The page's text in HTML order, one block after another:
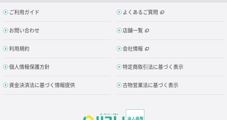
ご利用ガイド よくあるご質問
お問い合わせ 店舗一覧
利用規約 会社情報
個人情報保護方針 特定商取引法に基づく表示
資金決済法に基づく情報提供 古物営業法に基づく表示